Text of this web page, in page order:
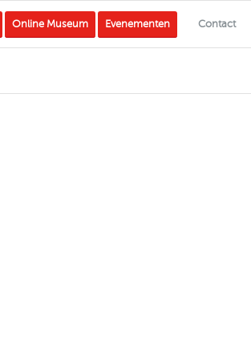
Online Museum Evenementen Contact